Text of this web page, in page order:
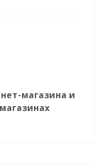
магазина и